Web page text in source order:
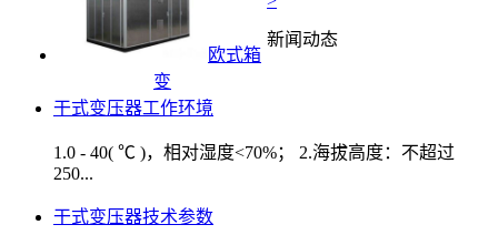
欧式箱
变
新闻动态
干式变压器工作环境
1.0 - 40( ℃ )，相对湿度<70%； 2.海拔高度：不超过
250...
干式变压器技术参数